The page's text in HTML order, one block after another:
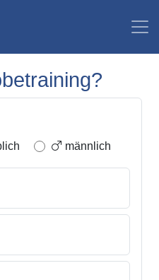
männlich